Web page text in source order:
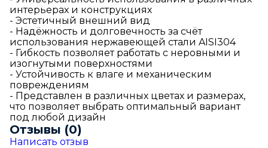
интерьерах и конструкциях
- Эстетичный внешний вид
- Надёжность и долговечность за счёт
использования нержавеющей стали AISI304
- Гибкость позволяет работать с неровными и
изогнутыми поверхностями
- Устойчивость к влаге и механическим
повреждениям
- Представлен в различных цветах и размерах,
что позволяет выбрать оптимальный вариант
под любой дизайн
Отзывы (0)
Написать отзыв